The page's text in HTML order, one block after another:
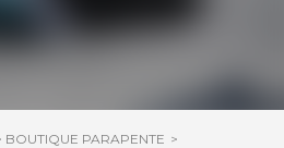
BOUTIQUE PARAPENTE